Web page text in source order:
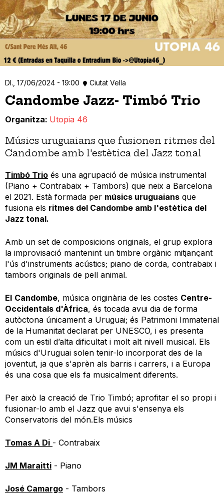
Dl., 17/06/2024 - 19:00 Ciutat Vella
Candombe Jazz- Timbó Trio
Organitza Utopia 46
Músics uruguaians que fusionen ritmes del
Candombe amb l'estètica del Jazz tonal
Timbó Trio és una agrupació de música instrumental
(Piano + Contrabaix + Tambors) que neix a Barcelona
el 2021. Està formada per músics uruguaians que
fusiona els ritmes del Candombe amb l'estètica del
Jazz tonal.
Amb un set de composicions originals, el grup explora
la improvisació mantenint un timbre orgànic mitjançant
l'ús d'instruments acústics; piano de corda, contrabaix i
tambors originals de pell animal.
El Candombe, música originària de les costes Centre-
Occidentals d'Àfrica, és tocada avui dia de forma
autòctona únicament a Uruguai; és Patrimoni Immaterial
de la Humanitat declarat per UNESCO, i es presenta
com un estil d’alta dificultat i molt alt nivell musical. Els
músics d'Uruguai solen tenir-lo incorporat des de la
joventut, ja que s'aprèn als barris i carrers, i a Europa
és una cosa que els fa musicalment diferents.
Per això la creació de Trio Timbó; aprofitar el so propi i
fusionar-lo amb el Jazz que avui s'ensenya els
Conservatoris del món.Els músics
Tomas A Di - Contrabaix
JM Maraitti - Piano
José Camargo - Tambors